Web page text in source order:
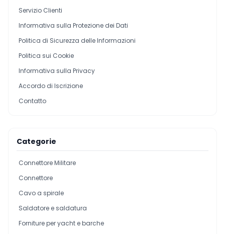
Servizio Clienti
Informativa sulla Protezione dei Dati
Politica di Sicurezza delle Informazioni
Politica sui Cookie
Informativa sulla Privacy
Accordo di Iscrizione
Contatto
Categorie
Connettore Militare
Connettore
Cavo a spirale
Saldatore e saldatura
Forniture per yacht e barche